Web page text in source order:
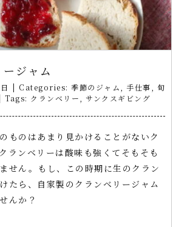
ジャム
| Categories: 季節のジャム 手仕事
旬
Tags: クランベリー サンクスギビング
ものはあまり見かけることがないク
ランベリーは酸味も強くてそもそも
せん。もし、この時期に生のクラン
たら、自家製のクランベリージャム
んか？